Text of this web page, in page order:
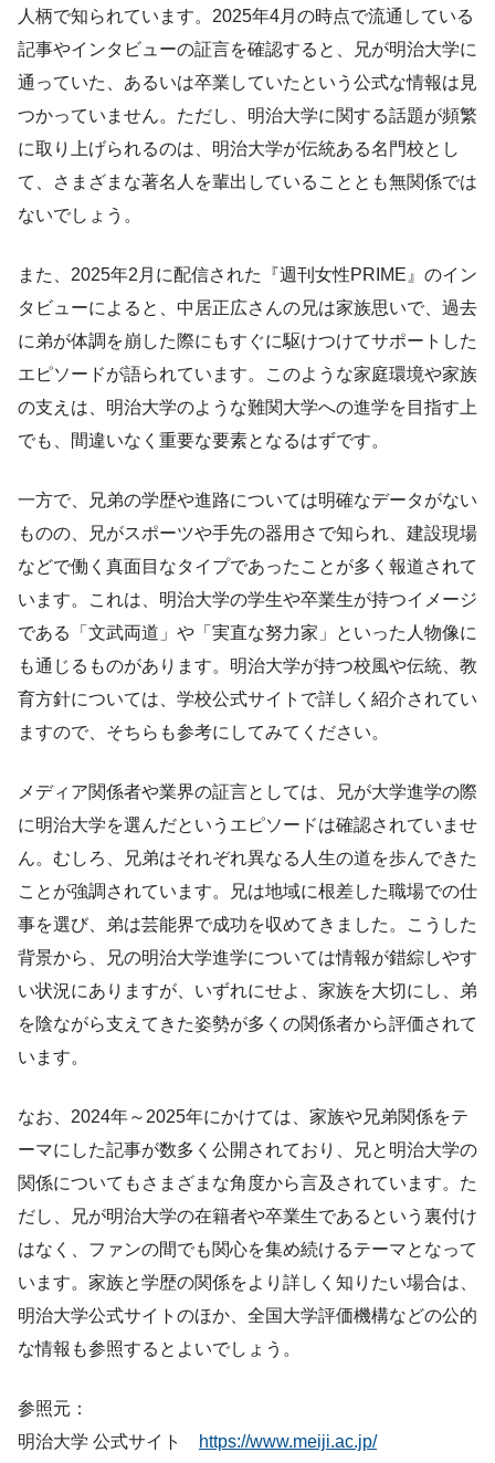
人柄で知られています。2025年4月の時点で流通している
記事やインタビューの証言を確認すると、兄が明治大学に
通っていた、あるいは卒業していたという公式な情報は見
つかっていません。ただし、明治大学に関する話題が頻繁
に取り上げられるのは、明治大学が伝統ある名門校とし
て、さまざまな著名人を輩出していることとも無関係では
ないでしょう。
また、2025年2月に配信された『週刊女性PRIME』のイン
タビューによると、中居正広さんの兄は家族思いで、過去
に弟が体調を崩した際にもすぐに駆けつけてサポートした
エピソードが語られています。このような家庭環境や家族
の支えは、明治大学のような難関大学への進学を目指す上
でも、間違いなく重要な要素となるはずです。
一方で、兄弟の学歴や進路については明確なデータがない
ものの、兄がスポーツや手先の器用さで知られ、建設現場
などで働く真面目なタイプであったことが多く報道されて
います。これは、明治大学の学生や卒業生が持つイメージ
である「文武両道」や「実直な努力家」といった人物像に
も通じるものがあります。明治大学が持つ校風や伝統、教
育方針については、学校公式サイトで詳しく紹介されてい
ますので、そちらも参考にしてみてください。
メディア関係者や業界の証言としては、兄が大学進学の際
に明治大学を選んだというエピソードは確認されていませ
ん。むしろ、兄弟はそれぞれ異なる人生の道を歩んできた
ことが強調されています。兄は地域に根差した職場での仕
事を選び、弟は芸能界で成功を収めてきました。こうした
背景から、兄の明治大学進学については情報が錯綜しやす
い状況にありますが、いずれにせよ、家族を大切にし、弟
を陰ながら支えてきた姿勢が多くの関係者から評価されて
います。
なお、2024年～2025年にかけては、家族や兄弟関係をテ
ーマにした記事が数多く公開されており、兄と明治大学の
関係についてもさまざまな角度から言及されています。た
だし、兄が明治大学の在籍者や卒業生であるという裏付け
はなく、ファンの間でも関心を集め続けるテーマとなって
います。家族と学歴の関係をより詳しく知りたい場合は、
明治大学公式サイトのほか、全国大学評価機構などの公的
な情報も参照するとよいでしょう。
参照元：
明治大学 公式サイト
https://www.meiji.ac.jp/